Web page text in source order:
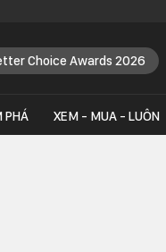
Choice Awards 2026
PHÁ XEM - MUA - LUÔN